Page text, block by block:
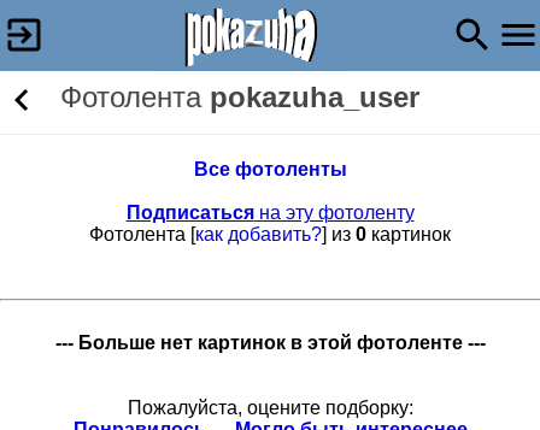
Фотолента pokazuha_user
Все фотоленты
Подписатьсяна эту фотоленту
Фотолента [как добавить?] из 0 картинок
--- Больше нет картинок в этой фотоленте ---
Пожалуйста, оцените подборку: